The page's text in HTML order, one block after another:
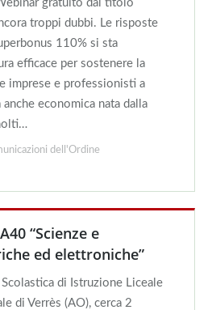
gratuito dal titolo
troppi dubbi. Le risposte
110% si sta
efficace per sostenere la
imprese e professionisti a
anche economica nata dalla
dell'Ordine
“Scienze e
ed elettroniche”
Scolastica di Istruzione Liceale
di Verrès (AO), cerca 2